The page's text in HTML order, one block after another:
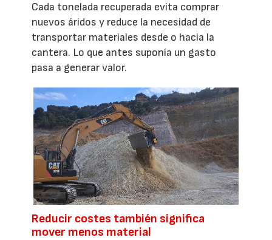
Cada tonelada recuperada evita comprar
nuevos áridos y reduce la necesidad de
transportar materiales desde o hacia la
cantera. Lo que antes suponía un gasto
pasa a generar valor.
Reducir costes también significa
mover menos material